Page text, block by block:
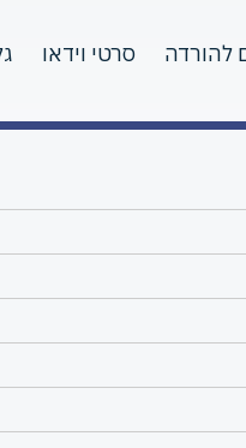
להורדה סרטי וידאו